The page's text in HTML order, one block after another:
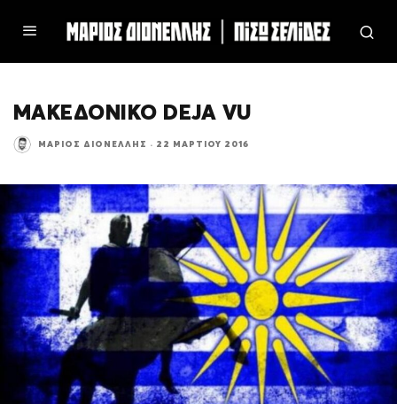
ΜΑΚΕΔΟΝΙΚΟ DEJA VU
ΜΆΡΙΟΣ ΔΙΟΝΈΛΛΗΣ · 22 ΜΑΡΤΊΟΥ 2016